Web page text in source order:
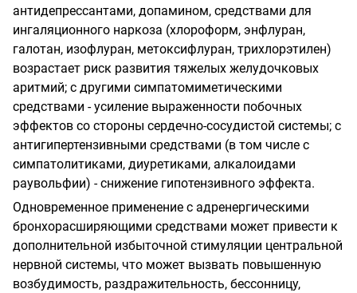
антидепрессантами, допамином, средствами для
ингаляционного наркоза (хлороформ, энфлуран,
галотан, изофлуран, метоксифлуран, трихлорэтилен)
возрастает риск развития тяжелых желудочковых
аритмий; с другими симпатомиметическими
средствами - усиление выраженности побочных
эффектов со стороны сердечно-сосудистой системы; с
антигипертензивными средствами (в том числе с
симпатолитиками, диуретиками, алкалоидами
раувольфии) - снижение гипотензивного эффекта.
Одновременное применение с адренергическими
бронхорасширяющими средствами может привести к
дополнительной избыточной стимуляции центральной
нервной системы, что может вызвать повышенную
возбудимость, раздражительность, бессонницу,